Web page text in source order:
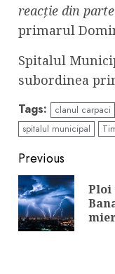
reacție din
primarul
Spitalul
subordinea
Tags: clanul carpaci
spitalul municipal
Continue
Reading
Previous
Ploi